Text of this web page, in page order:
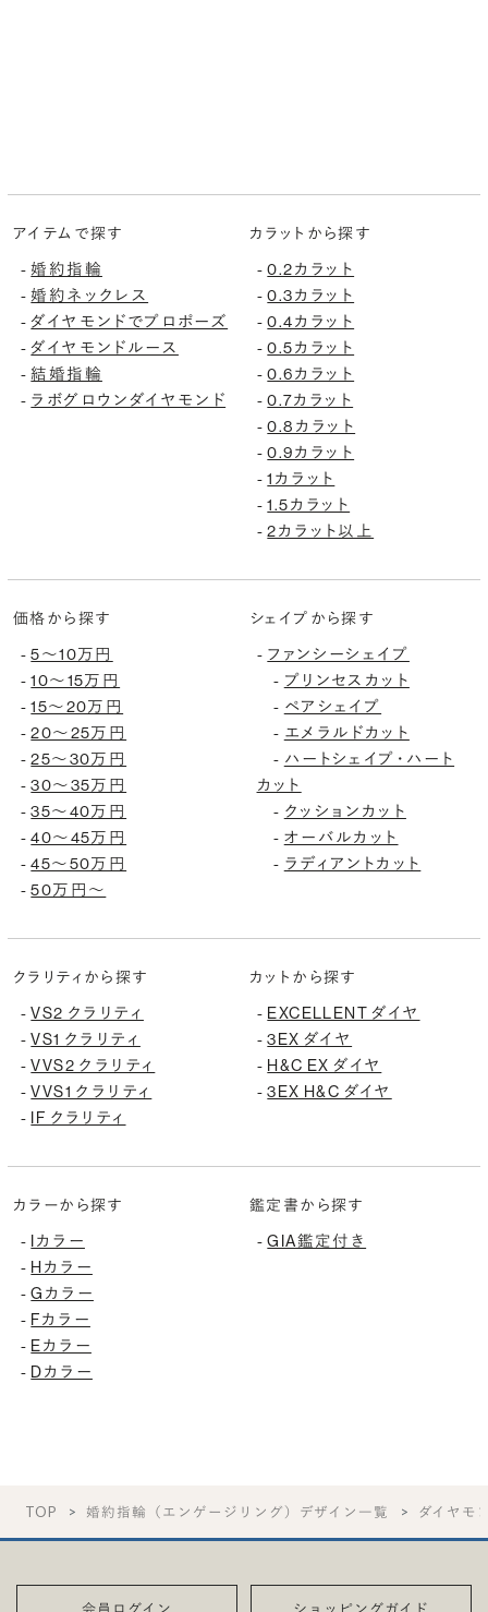
アイテムで探す
-婚約指輪
-婚約ネックレス
-ダイヤモンドでプロポーズ
-ダイヤモンドルース
-結婚指輪
- ラボグロウンダイヤモンド
カラットから探す
-0.2カラット
-0.3カラット
-0.4カラット
-0.5カラット
-0.6カラット
-0.7カラット
-0.8カラット
-0.9カラット
-1カラット
-1.5カラット
-2カラット以上
価格から探す
-5〜10万円
-10〜15万円
-15〜20万円
-20〜25万円
-25〜30万円
-30〜35万円
-35〜40万円
-40〜45万円
-45〜50万円
-50万円〜
シェイプから探す
- ファンシーシェイプ
- プリンセスカット
- ペアシェイプ
- エメラルドカット
- ハートシェイプ・ハート
カット
- クッションカット
- オーバルカット
- ラディアントカット
クラリティから探す
-VS2 クラリティ
-VS1 クラリティ
-VVS2 クラリティ
-VVS1 クラリティ
-
IF クラリティ
カットから探す
- EXCELLENT ダイヤ
-3EX ダイヤ
- H&C EX ダイヤ
-3EX H&C ダイヤ
カラーから探す
-
Iカラー
- Hカラー
-Gカラー
- Fカラー
- Eカラー
- Dカラー
鑑定書から探す
-GIA鑑定付き
TOP 婚約指輪（エンゲージリング）デザイン一覧 ダイヤモ